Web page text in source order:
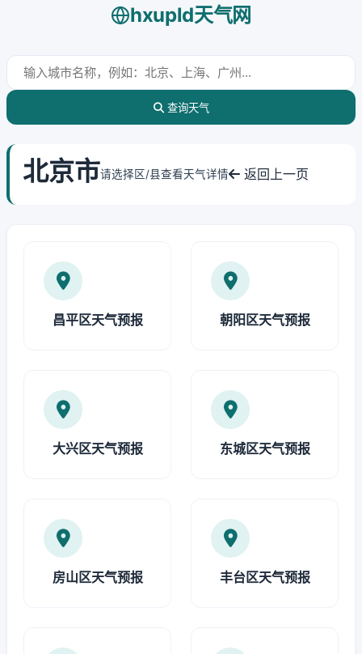
hxupld天气网
查询天气
北京市请选择区/县查看天气详情 返回上一页
昌平区天气预报 朝阳区天气预报
大兴区天气预报 东城区天气预报
房山区天气预报 丰台区天气预报